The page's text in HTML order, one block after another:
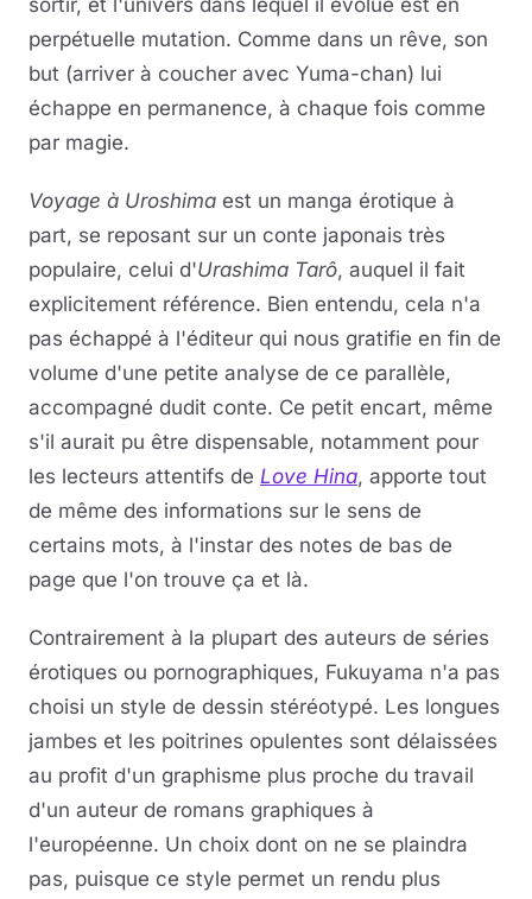
perpétuelle mutation. Comme dans un rêve, son
but (arriver à coucher avec Yuma-chan) lui
échappe en permanence, à chaque fois comme
par magie.
Voyage à Uroshima est un manga érotique à
part, se reposant sur un conte japonais très
populaire, celui d'Urashima Tarô, auquel il fait
explicitement référence. Bien entendu, cela n'a
pas échappé à l'éditeur qui nous gratifie en fin de
volume d'une petite analyse de ce parallèle,
accompagné dudit conte. Ce petit encart, même
s'il aurait pu être dispensable, notamment pour
les lecteurs attentifs de Love Hina, apporte tout
de même des informations sur le sens de
certains mots, à l'instar des notes de bas de
page que l'on trouve ça et là.
Contrairement à la plupart des auteurs de séries
érotiques ou pornographiques, Fukuyama n'a pas
choisi un style de dessin stéréotypé. Les longues
jambes et les poitrines opulentes sont délaissées
au profit d'un graphisme plus proche du travail
d'un auteur de romans graphiques à
l'européenne. Un choix dont on ne se plaindra
pas, puisque ce style permet un rendu plus